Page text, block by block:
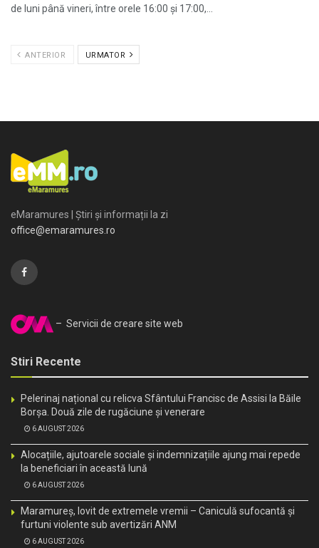
de luni până vineri, între orele 16:00 și 17:00,...
ANTERIOR URMATOR
eMaramures | Știri și informații la zi
office@emaramures.ro
– Servicii de creare site web
Stiri Recente
Pelerinaj național cu relicva Sfântului Francisc de Assisi la Băile
Borșa. Două zile de rugăciune și venerare
6 AUGUST 2026
Alocațiile, ajutoarele sociale și indemnizațiile ajung mai repede
la beneficiari în această lună
6 AUGUST 2026
Maramureș, lovit de extremele vremii – Caniculă sufocantă și
furtuni violente sub avertizări ANM
6 AUGUST 2026